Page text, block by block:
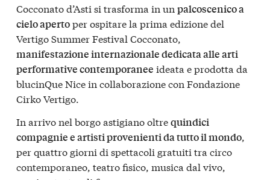
Cocconato d’Asti si trasforma in un palcoscenico a
cielo apertoper ospitare la prima edizione del
Vertigo Summer Festival Cocconato,
manifestazione internazionale dedicata alle arti
performative contemporanee ideata e prodotta da
blucinQue Nice in collaborazione con Fondazione
Cirko Vertigo.
In arrivo nel borgo astigiano oltrequindici
compagnie e artisti provenienti da tutto il mondo
per quattro giorni di spettacoli gratuiti tra circo
contemporaneo, teatro fisico, musica dal vivo,